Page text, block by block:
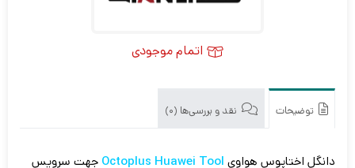
اتمام موجودی
توضیحات نقد و بررسی‌ها (0)
دانگل اختاپوس هواوی Octoplus Huawei Tool جهت سرویس